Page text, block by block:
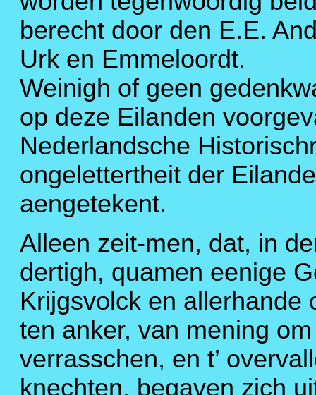
berecht door den E.E.
Urk en Emmeloordt.
Weinigh of geen
op deze Eilanden
Nederlandsche
ongelettertheit der
aengetekent.
Alleen zeit-men, dat, in
dertigh, quamen eenige
Krijgsvolck en allerhande
ten anker, van mening
verrasschen, en t’
knechten, begaven zich